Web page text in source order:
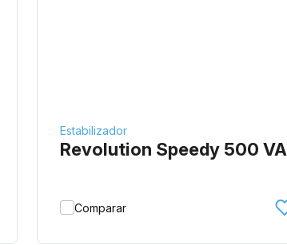
Estabilizador
Revolution Speedy 500 VA
Comparar